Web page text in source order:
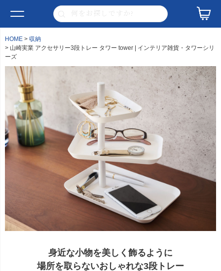
HOME
収納
山崎実業 アクセサリー3段トレー タワー tower | インテリア雑貨・タワーシリ
ーズ
身近な小物を美しく飾るように
場所を取らないおしゃれな3段トレー